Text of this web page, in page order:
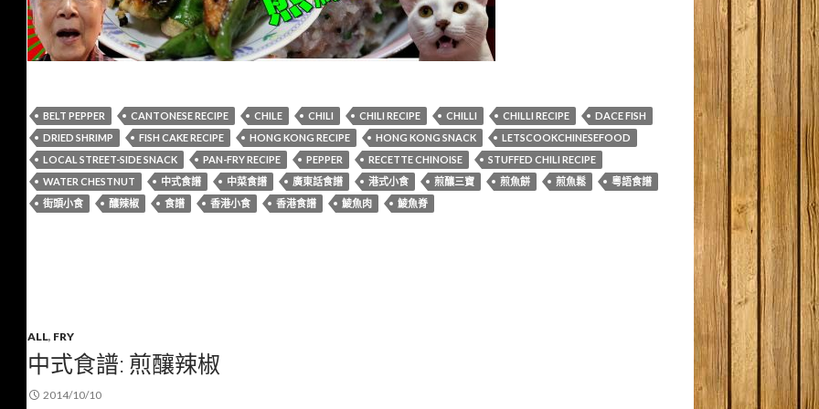
BELT PEPPER CANTONESE RECIPE CHILE CHILI CHILI RECIPE CHILLI CHILLI RECIPE
DACE FISH
DRIED SHRIMP
FISH CAKE RECIPE HONG KONG RECIPE HONG KONG SNACK
LETSCOOKCHINESEFOOD
LOCAL STREET-SIDE SNACK
PAN-FRY RECIPE PEPPER RECETTE CHINOISE
STUFFED CHILI RECIPE
WATER CHESTNUT
中式食譜 中菜食譜 廣東話食譜 港式小食 煎釀三寶 煎魚餅 煎魚鬆
粵語食譜
街頭小食
釀辣椒 食譜 香港小食 香港食譜 鯪魚肉 鯪魚脊
ALL, FRY
中式食譜: 煎釀辣椒
2014/10/10